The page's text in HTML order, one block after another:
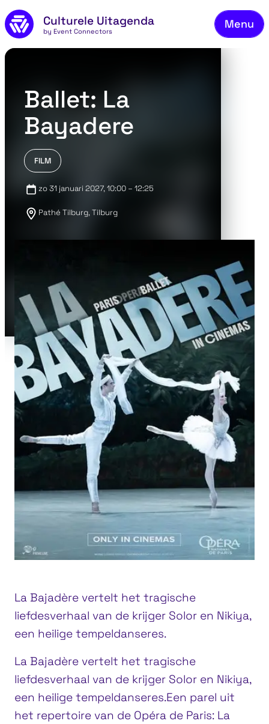
Naar de inhoud
Culturele Uitagenda
by Event Connectors
Menu
Ballet: La
Bayadere
FILM
zo 31 januari 2027, 10:00 – 12:25
Pathé Tilburg, Tilburg
La Bajadère vertelt het tragische
liefdesverhaal van de krijger Solor en Nikiya,
een heilige tempeldanseres.
La Bajadère vertelt het tragische
liefdesverhaal van de krijger Solor en Nikiya,
een heilige tempeldanseres.Een parel uit
het repertoire van de Opéra de Paris: La